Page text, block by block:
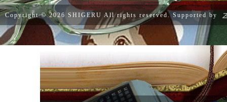
Copyright ©2026 SHIGERU All rights reserved. Supported by